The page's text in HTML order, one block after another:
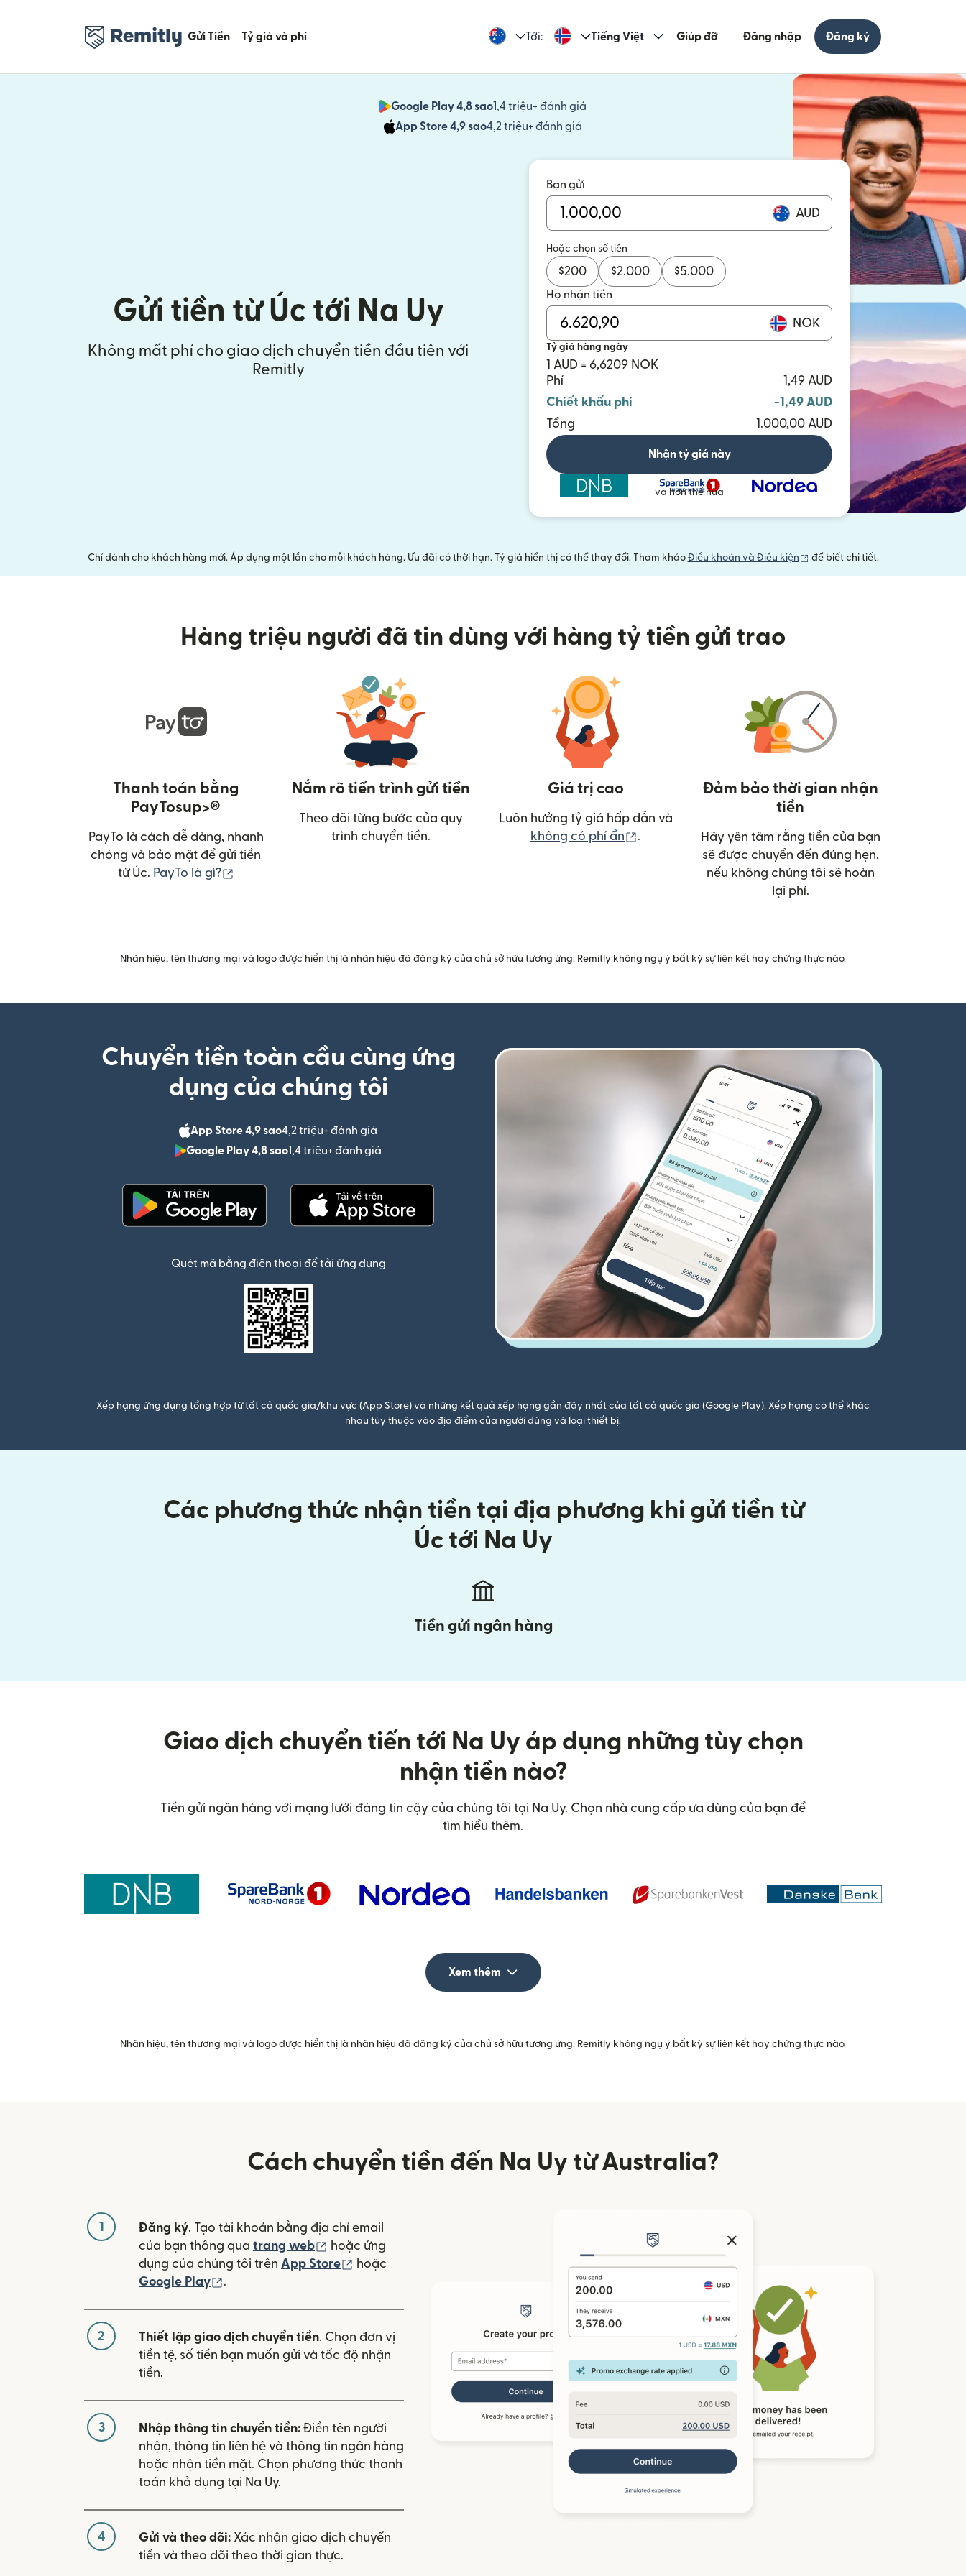
Gửi Tiền Tỷ giá và phí Tới: Tiếng Việt Giúp đỡ Đăng nhập Đăng ký
Google Play 4,8 sao1,4 triệu+ đánh giá
App Store 4,9 sao4,2 triệu+ đánh giá
Gửi tiền từ Úc tới Na Uy
Không mất phí cho giao dịch chuyển tiền đầu tiên với
Remitly
Bạn gửi
AUD
Hoặc chọn số tiền
$200 $2.000 $5.000
Họ nhận tiền
NOK
Tỷ giá hàng ngày
1 AUD = 6,6209 NOK
Phí
1,49 AUD
Chiết khấu phí
-1,49 AUD
Tổng
1.000,00 AUD
Nhận tỷ giá này
và hơn thế nữa
Chỉ dành cho khách hàng mới. Áp dụng một lần cho mỗi khách hàng. Ưu đãi có thời hạn. Tỷ giá hiển thị có thể thay đổi. Tham khảo Điều khoản và Điều kiện (mở trong cửa sổ mới)
để biết chi tiết.
Hàng triệu người đã tin dùng với hàng tỷ tiền gửi trao
Thanh toán bằng
PayTosup>®
PayTo là cách dễ dàng, nhanh
chóng và bảo mật để gửi tiền
từ Úc. PayTo là gì?
Nắm rõ tiến trình gửi tiền
Theo dõi từng bước của quy
trình chuyển tiền.
Giá trị cao
Luôn hưởng tỷ giá hấp dẫn và
không có phí ẩn
(mở trong cửa sổ mới)
.
Đảm bảo thời gian nhận
tiền
Hãy yên tâm rằng tiền của bạn
sẽ được chuyển đến đúng hẹn,
nếu không chúng tôi sẽ hoàn
lại phí.
Nhãn hiệu, tên thương mại và logo được hiển thị là nhãn hiệu đã đăng ký của chủ sở hữu tương ứng. Remitly không ngụ ý bất kỳ sự liên kết hay chứng thực nào.
Chuyển tiền toàn cầu cùng ứng
dụng của chúng tôi
App Store 4,9 sao4,2 triệu+ đánh giá
Google Play 4,8 sao1,4 triệu+ đánh giá
Quét mã bằng điện thoại để tải ứng dụng
Xếp hạng ứng dụng tổng hợp từ tất cả quốc gia/khu vực (App Store) và những kết quả xếp hạng gần đây nhất của tất cả quốc gia (Google Play). Xếp hạng có thể khác
nhau tùy thuộc vào địa điểm của người dùng và loại thiết bị.
Các phương thức nhận tiền tại địa phương khi gửi tiền từ
Úc tới Na Uy
Tiền gửi ngân hàng
Giao dịch chuyển tiến tới Na Uy áp dụng những tùy chọn
nhận tiền nào?
Tiền gửi ngân hàng với mạng lưới đáng tin cậy của chúng tôi tại Na Uy. Chọn nhà cung cấp ưa dùng của bạn để
tìm hiểu thêm.
Xem thêm
Nhãn hiệu, tên thương mại và logo được hiển thị là nhãn hiệu đã đăng ký của chủ sở hữu tương ứng. Remitly không ngụ ý bất kỳ sự liên kết hay chứng thực nào.
Cách chuyển tiền đến Na Uy từ Australia?
1 Đăng ký. Tạo tài khoản bằng địa chỉ email
của bạn thông qua trang web (mở trong cửa sổ mới)
hoặc ứng
dụng của chúng tôi trên App Store (mở trong cửa sổ mới)
hoặc
Google Play
.
2 Thiết lập giao dịch chuyển tiền. Chọn đơn vị
tiền tệ, số tiền bạn muốn gửi và tốc độ nhận
tiền.
3 Nhập thông tin chuyển tiền: Điền tên người
nhận, thông tin liên hệ và thông tin ngân hàng
hoặc nhận tiền mặt. Chọn phương thức thanh
toán khả dụng tại Na Uy.
4 Gửi và theo dõi: Xác nhận giao dịch chuyển
tiền và theo dõi theo thời gian thực.